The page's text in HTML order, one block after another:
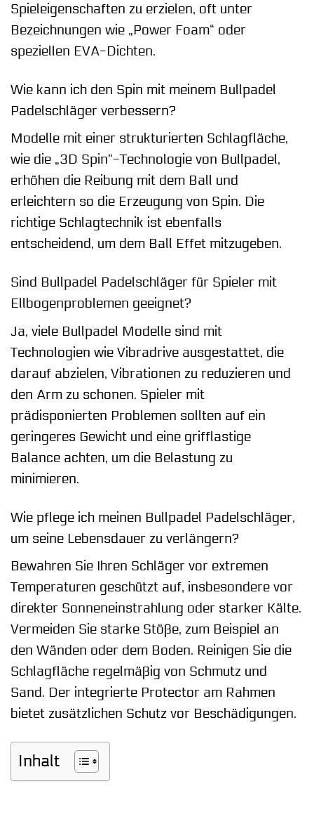
Spieleigenschaften zu erzielen, oft unter
Bezeichnungen wie „Power Foam“ oder
speziellen EVA-Dichten.
Wie kann ich den Spin mit meinem Bullpadel
Padelschläger verbessern?
Modelle mit einer strukturierten Schlagfläche,
wie die „3D Spin“-Technologie von Bullpadel,
erhöhen die Reibung mit dem Ball und
erleichtern so die Erzeugung von Spin. Die
richtige Schlagtechnik ist ebenfalls
entscheidend, um dem Ball Effet mitzugeben.
Sind Bullpadel Padelschläger für Spieler mit
Ellbogenproblemen geeignet?
Ja, viele Bullpadel Modelle sind mit
Technologien wie Vibradrive ausgestattet, die
darauf abzielen, Vibrationen zu reduzieren und
den Arm zu schonen. Spieler mit
prädisponierten Problemen sollten auf ein
geringeres Gewicht und eine grifflastige
Balance achten, um die Belastung zu
minimieren.
Wie pflege ich meinen Bullpadel Padelschläger,
um seine Lebensdauer zu verlängern?
Bewahren Sie Ihren Schläger vor extremen
Temperaturen geschützt auf, insbesondere vor
direkter Sonneneinstrahlung oder starker Kälte.
Vermeiden Sie starke Stöße, zum Beispiel an
den Wänden oder dem Boden. Reinigen Sie die
Schlagfläche regelmäßig von Schmutz und
Sand. Der integrierte Protector am Rahmen
bietet zusätzlichen Schutz vor Beschädigungen.
Inhalt